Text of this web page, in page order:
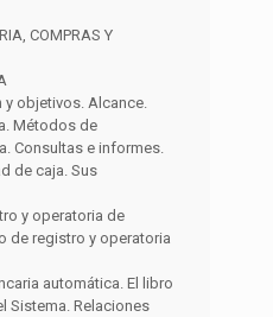
COMPRAS Y
objetivos. Alcance.
Métodos de
Consultas e informes.
de caja. Sus
y operatoria de
de registro y operatoria
automática. El libro
Sistema. Relaciones